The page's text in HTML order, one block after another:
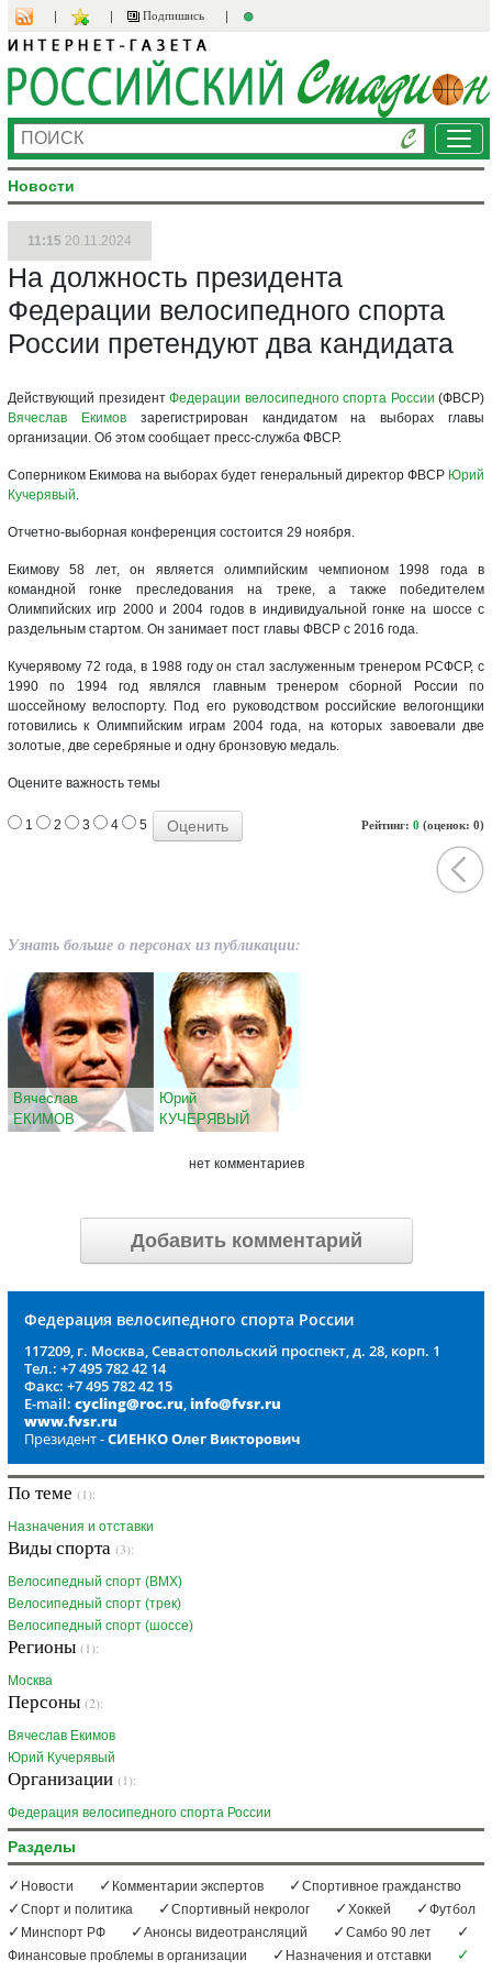
Подпишись
Новости
11:15 20.11.2024
На должность президента
Федерации велосипедного спорта
России претендуют два кандидата
Действующий президент Федерации велосипедного спорта России (ФВСР)
Вячеслав Екимовзарегистрирован кандидатом на выборах главы
организации. Об этом сообщает пресс-служба ФВСР.
Соперником Екимова на выборах будет генеральный директор ФВСР Юрий
Кучерявый.
Отчетно-выборная конференция состоится 29 ноября.
Екимову 58 лет, он является олимпийским чемпионом 1998 года в
командной гонке преследования на треке, а также победителем
Олимпийских игр 2000 и 2004 годов в индивидуальной гонке на шоссе с
раздельным стартом. Он занимает пост главы ФВСР с 2016 года.
Кучерявому 72 года, в 1988 году он стал заслуженным тренером РСФСР, с
1990 по 1994 год являлся главным тренером сборной России по
шоссейному велоспорту. Под его руководством российские велогонщики
готовились к Олимпийским играм 2004 года, на которых завоевали две
золотые, две серебряные и одну бронзовую медаль.
Оцените важность темы
Рейтинг: 0 (оценок: 0)
1 2 3 4 5
Узнать больше о персонах из публикации:
Вячеслав
ЕКИМОВ
Юрий
КУЧЕРЯВЫЙ
нет комментариев
Добавить комментарий
Федерация велосипедного спорта России
117209, г. Москва, Севастопольский проспект, д. 28, корп. 1
Тел.: +7 495 782 42 14
Факс: +7 495 782 42 15
E-mail: cycling@roc.ru,info@fvsr.ru
www.fvsr.ru
Президент -СИЕНКО Олег Викторович
По теме (1):
Назначения и отставки
Виды спорта (3):
Велосипедный спорт (BMX)
Велосипедный спорт (трек)
Велосипедный спорт (шоссе)
Регионы (1):
Москва
Персоны (2):
Вячеслав Екимов
Юрий Кучерявый
Организации (1):
Федерация велосипедного спорта России
Разделы
Новости Комментарии экспертов
Спортивное гражданство
Спорт и политика
Спортивный некролог Хоккей
Футбол
Минспорт РФ
Анонсы видеотрансляций
Самбо 90 лет
Финансовые проблемы в организации
Назначения и отставки